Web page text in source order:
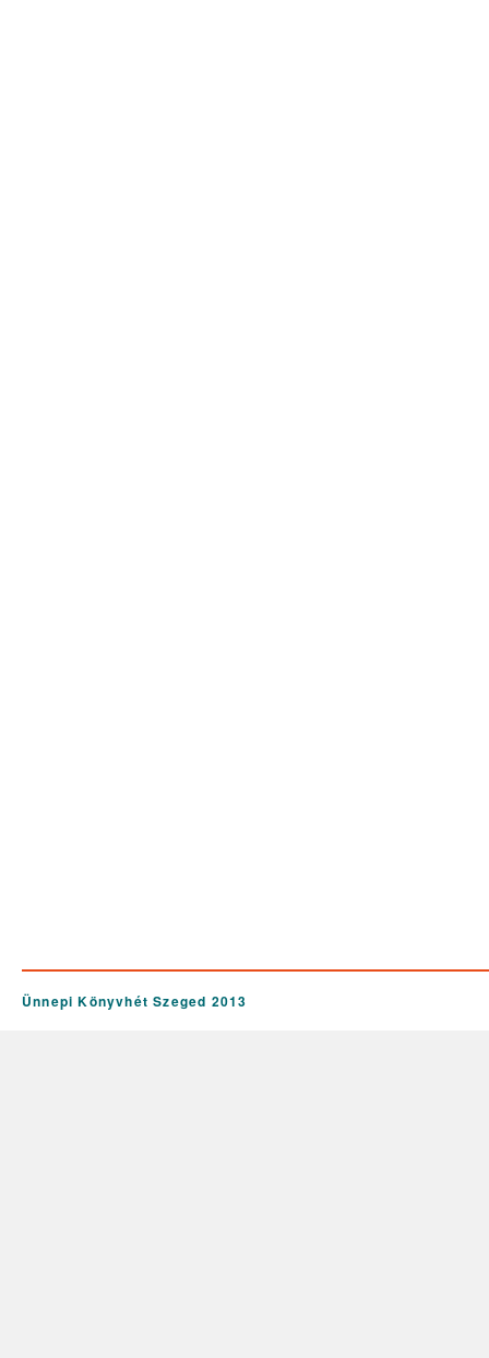
Ünnepi Könyvhét Szeged 2013